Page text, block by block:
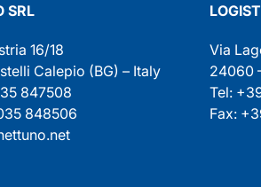
SRL
16/18
Calepio (BG) – Italy
847508
848506
Via
24060
Tel:
Fax: